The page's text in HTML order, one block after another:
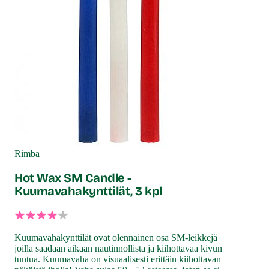
Rimba
Hot Wax SM Candle -
Kuumavahakynttilät, 3 kpl
Kuumavahakynttilät ovat olennainen osa SM-leikkejä
joilla saadaan aikaan nautinnollista ja kiihottavaa kivun
tuntua. Kuumavaha on visuaalisesti erittäin kiihottavan